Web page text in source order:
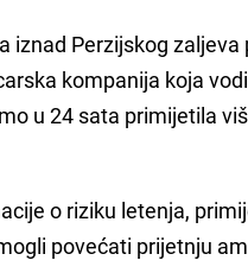
iznad Perzijskog
kompanija koja
u 24 sata primijetila
o riziku letenja,
povećati prijetnju